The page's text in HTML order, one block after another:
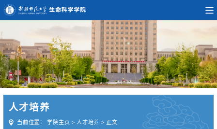
人才培养
当前位置： 学院主页 > 人才培养 > 正文